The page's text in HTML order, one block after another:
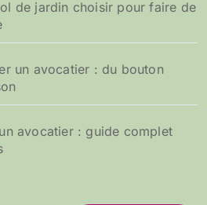
de jardin choisir pour faire de
un avocatier : du bouton
avocatier : guide complet